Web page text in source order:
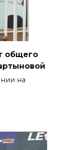
общего
на